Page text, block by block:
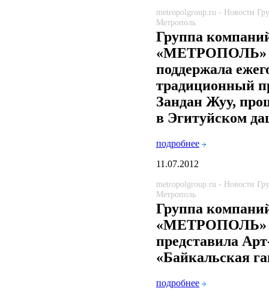
metropolgroup.ru - Новости
Метрополь
Группа
«МЕТРОПОЛЬ»
поддержала
традиционный
Зандан Жуу,
в Эгитуйском
подробнее
11.07.2012
metropolgroup.ru - Новости
Метрополь
Группа
«МЕТРОПОЛЬ»
представила
«Байкальская
подробнее